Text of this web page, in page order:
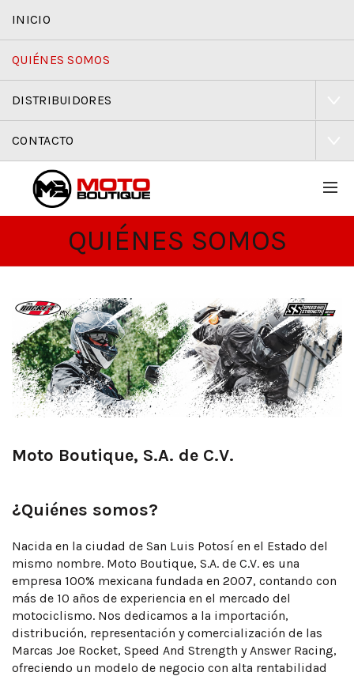
INICIO
QUIÉNES SOMOS
DISTRIBUIDORES
CONTACTO
QUIÉNES SOMOS
Moto Boutique, S.A. de C.V.
¿Quiénes somos?
Nacida en la ciudad de San Luis Potosí en el Estado del
mismo nombre. Moto Boutique, S.A. de C.V. es una
empresa 100% mexicana fundada en 2007, contando con
más de 10 años de experiencia en el mercado del
motociclismo. Nos dedicamos a la importación,
distribución, representación y comercialización de las
Marcas Joe Rocket, Speed And Strength y Answer Racing,
ofreciendo un modelo de negocio con alta rentabilidad